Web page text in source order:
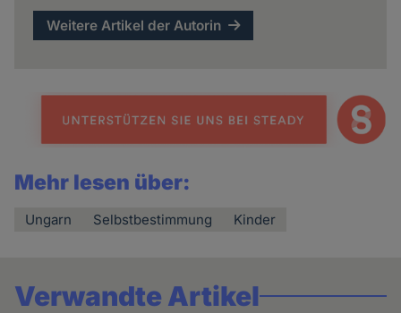
Weitere Artikel der Autorin
Mehr lesen über:
Ungarn Selbstbestimmung Kinder
Verwandte Artikel